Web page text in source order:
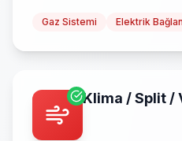
Gaz Sistemi Elektrik
Klima / Split /